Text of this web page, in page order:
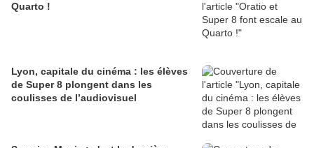
Quarto !
Lyon, capitale du cinéma : les élèves
de Super 8 plongent dans les
coulisses de l’audiovisuel